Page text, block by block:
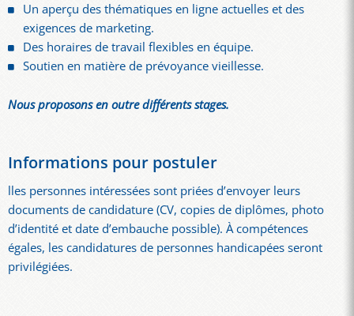
Un aperçu des thématiques en ligne actuelles et des
exigences de marketing.
Des horaires de travail flexibles en équipe.
Soutien en matière de prévoyance vieillesse.
Nous proposons en outre différents stages.
Informations pour postuler
lles personnes intéressées sont priées d’envoyer leurs
documents de candidature (CV, copies de diplômes, photo
d’identité et date d’embauche possible). À compétences
égales, les candidatures de personnes handicapées seront
privilégiées.